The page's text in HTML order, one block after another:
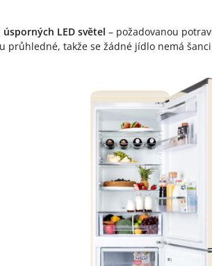
úsporných LED světel – požadovanou
takže se žádné jídlo nemá